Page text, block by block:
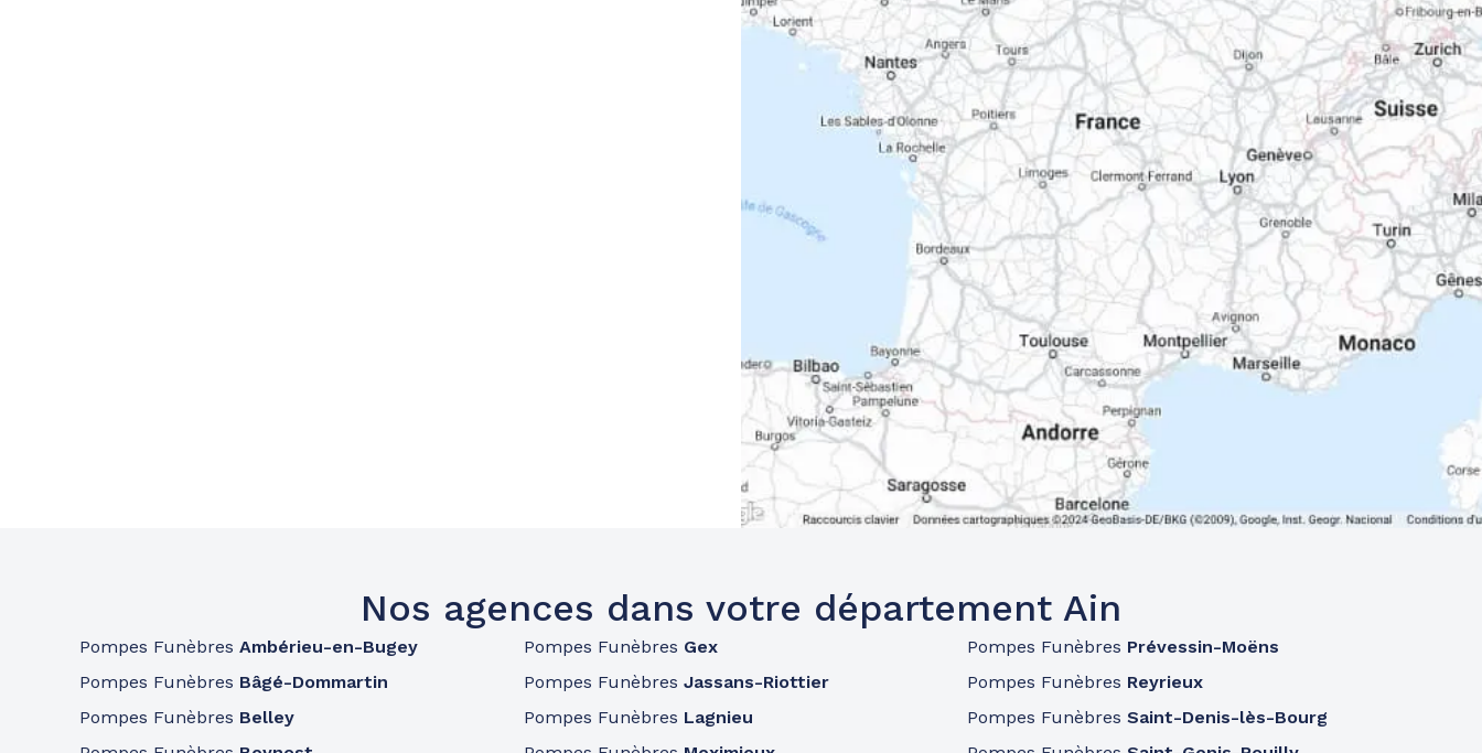
Nos agences dans votre département Ain
Pompes Funèbres Ambérieu-en-Bugey
Pompes Funèbres Bâgé-Dommartin
Pompes Funèbres Belley
Pompes Funèbres Gex
Pompes Funèbres Jassans-Riottier
Pompes Funèbres Lagnieu
Pompes Funèbres Prévessin-Moëns
Pompes Funèbres Reyrieux
Pompes FunèbresSaint-Denis-lès-Bourg